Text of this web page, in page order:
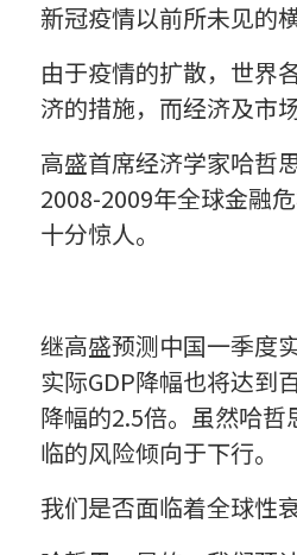
新冠疫情以前所未见的
由于疫情的扩散，世界
济的措施，而经济及市
高盛首席经济学家哈哲
2008-2009年全球金融
十分惊人。
继高盛预测中国一季度
实际GDP降幅也将达到
降幅的2.5倍。虽然哈
临的风险倾向于下行。
我们是否面临着全球性